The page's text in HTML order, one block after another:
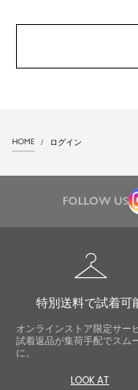
HOME ログイン
FOLLOW US
checkroom
特別送料で試着可
オンラインストア限定サー
試着返品が集荷手配でスム
に。
LOOK AT